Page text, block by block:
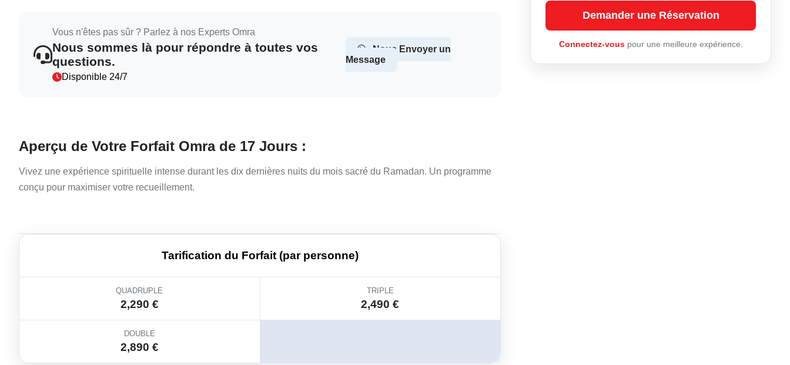
Vous n'êtes pas sûr ? Parlez à nos Experts Omra
Nous sommes là pour répondre à toutes vos
questions.
Disponible 24/7
Nous Envoyer un
Message
Aperçu de Votre Forfait Omra de 17 Jours :
Vivez une expérience spirituelle intense durant les dix dernières nuits du mois sacré du Ramadan. Un programme
conçu pour maximiser votre recueillement.
Tarification du Forfait (par personne)
QUADRUPLE
2,290 €
TRIPLE
2,490 €
DOUBLE
2,890 €
Demander une Réservation
Connectez-vouspour une meilleure expérience.